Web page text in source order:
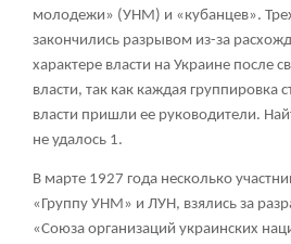
молодежи» (УНМ) и «кубанцев».
закончились разрывом из-за
характере власти на Украине после
власти, так как каждая группировка
власти пришли ее руководители.
не удалось 1.
В марте 1927 года несколько
«Группу УНМ» и ЛУН, взялись за
«Союза организаций украинских